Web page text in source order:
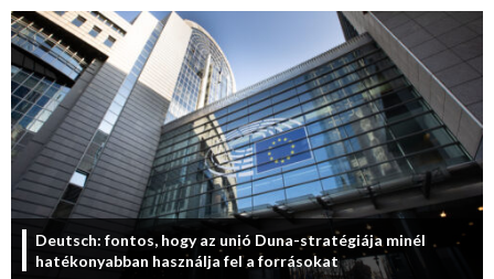
Deutsch: fontos, hogy az unió Duna-stratégiája minél
hatékonyabban használja fel a forrásokat